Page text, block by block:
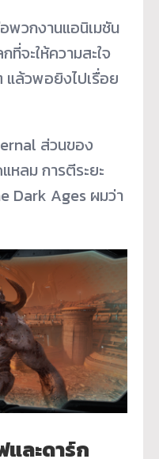
วกงานแอนิเมชัน
จะให้ความสะใจ
แล้วพอยิงไปเรื่อย
ส่วนของ
หลม การตีระยะ
Dark Ages ผมว่า
และดาร์ก